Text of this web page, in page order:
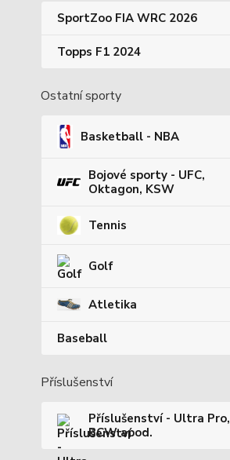
SportZoo FIA WRC 2026
Topps F1 2024
Ostatní sporty
Basketball - NBA
Bojové sporty - UFC,
Oktagon, KSW
Tennis
Golf
Atletika
Baseball
Příslušenství
Příslušenství - Ultra Pro,
BCW apod.